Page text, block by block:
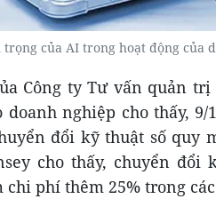
của AI trong hoạt động của
Công ty Tư vấn quản
nghiệp cho thấy, 9/
đổi kỹ thuật số quy
cho thấy, chuyển đổi
chi phí thêm 25% trong